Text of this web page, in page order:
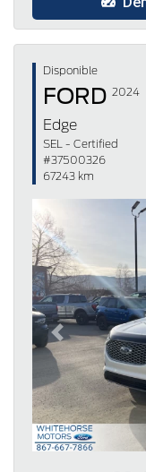
Disponible
FORD 2024
Edge
SEL - Certified
#37500326
67243 km
Previous